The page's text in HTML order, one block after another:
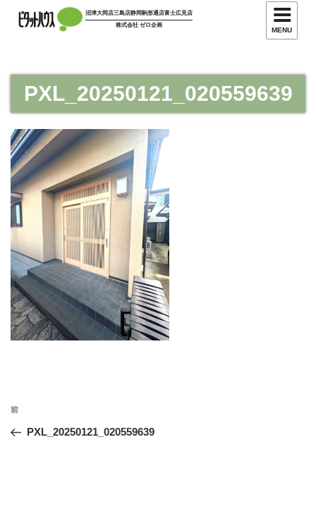
ツ
沼津大岡店三島店静岡駒形通店富士広見店
株式会社 ゼロ企画
MENU
PXL_20250121_020559639
投
ナ
過
去
前
PXL_20250121_020559639